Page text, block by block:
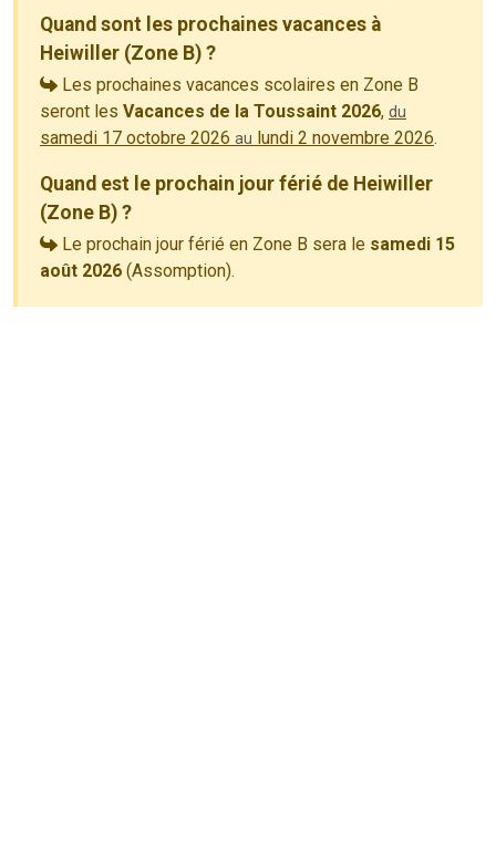
Quand sont les prochaines vacances à
Heiwiller (Zone B) ?
Les prochaines vacances scolaires en Zone B
seront les Vacances de la Toussaint 2026, du
samedi 17 octobre 2026 au lundi 2 novembre 2026.
Quand est le prochain jour férié de Heiwiller
(Zone B) ?
Le prochain jour férié en Zone B sera le samedi 15
août 2026 (Assomption).